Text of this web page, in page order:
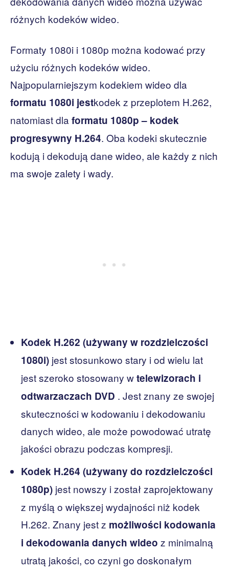
różnych kodeków wideo.
Formaty 1080i i 1080p można kodować przy
użyciu różnych kodeków wideo.
Najpopularniejszym kodekiem wideo dla
formatu 1080i jestkodek z przeplotem H.262,
natomiast dla formatu 1080p – kodek
progresywny H.264. Oba kodeki skutecznie
kodują i dekodują dane wideo, ale każdy z nich
ma swoje zalety i wady.
Kodek H.262 (używany w rozdzielczości
1080i) jest stosunkowo stary i od wielu lat
jest szeroko stosowany wtelewizorach i
odtwarzaczach DVD . Jest znany ze swojej
skuteczności w kodowaniu i dekodowaniu
danych wideo, ale może powodować utratę
jakości obrazu podczas kompresji.
Kodek H.264 (używany do rozdzielczości
1080p) jest nowszy i został zaprojektowany
z myślą o większej wydajności niż kodek
H.262. Znany jest z możliwości kodowania
i dekodowania danych wideo z minimalną
utratą jakości, co czyni go doskonałym